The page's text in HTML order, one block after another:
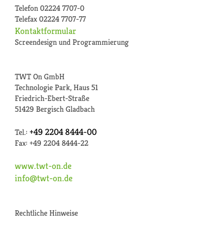
Telefon 02224 7707-0
Telefax 02224 7707-77
Kontaktformular
Screendesign und Programmierung
TWT On GmbH
Technologie Park, Haus 51
Friedrich-Ebert-Straße
51429 Bergisch Gladbach
Tel.: +49 2204 8444-00
Fax: +49 2204 8444-22
www.twt-on.de
info@twt-on.de
Rechtliche Hinweise